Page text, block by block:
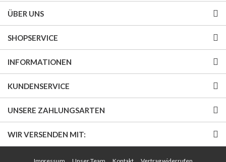
ÜBER UNS
SHOPSERVICE
INFORMATIONEN
KUNDENSERVICE
UNSERE ZAHLUNGSARTEN
WIR VERSENDEN MIT: